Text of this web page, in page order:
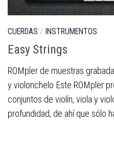
CUERDAS / INSTRUMENTOS
Easy Strings
ROMpler de muestras
y violonchelo Este ROMpler
conjuntos de violín, viola y
profundidad, de ahí que sólo